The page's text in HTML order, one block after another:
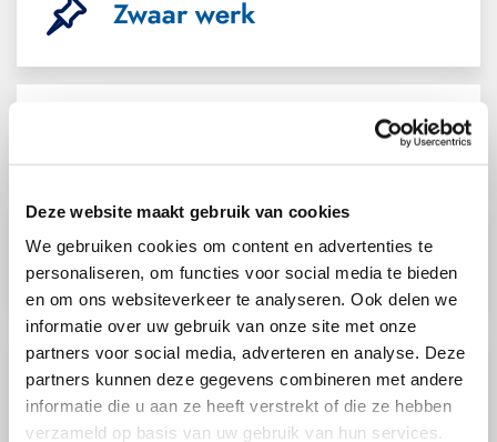
Deze website maakt gebruik van cookies
We gebruiken cookies om content en advertenties te
personaliseren, om functies voor social media te bieden
en om ons websiteverkeer te analyseren. Ook delen we
informatie over uw gebruik van onze site met onze
partners voor social media, adverteren en analyse. Deze
partners kunnen deze gegevens combineren met andere
informatie die u aan ze heeft verstrekt of die ze hebben
verzameld op basis van uw gebruik van hun services.
Zwaar werk
Reiskosten
Publicaties
30-06
Code Rechtstreeks verzekerde regelingen in